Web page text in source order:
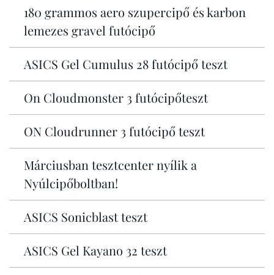
180 grammos aero szupercipő és karbon
lemezes gravel futócipő
ASICS Gel Cumulus 28 futócipő teszt
On Cloudmonster 3 futócipőteszt
ON Cloudrunner 3 futócipő teszt
Márciusban tesztcenter nyílik a
Nyúlcipőboltban!
ASICS Sonicblast teszt
ASICS Gel Kayano 32 teszt